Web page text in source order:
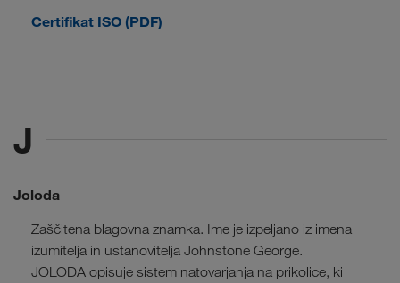
Certifikat ISO (PDF)
J
Joloda
Zaščitena blagovna znamka. Ime je izpeljano iz imena
izumitelja in ustanovitelja Johnstone George.
JOLODA opisuje sistem natovarjanja na prikolice, ki